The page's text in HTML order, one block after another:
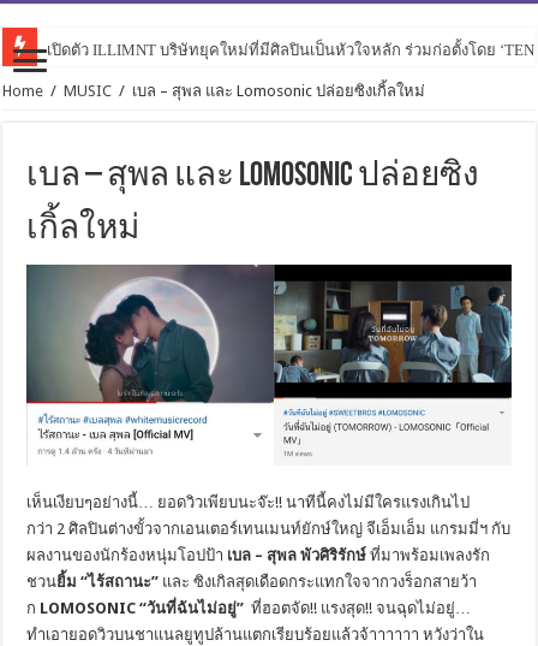
เปิดตัว ILLIMNT บริษัทยุคใหม่ที่มีศิลปินเป็นหัวใจหลัก ร่วมก่อตั้งโดย
Home / MUSIC / เบล – สุพล และ Lomosonic ปล่อยซิงเกิ้ลใหม่
เบล – สุพล และ Lomosonic ปล่อยซิง
เกิ้ลใหม่
เห็นเงียบๆอย่างนี้… ยอดวิวเพียบนะจ๊ะ!! นาทีนี้คงไม่มีใครแรงเกินไป
กว่า 2ศิลปินต่างขั้วจากเอนเตอร์เทนเมนท์ยักษ์ใหญ่ จีเอ็มเอ็ม แกรมมี่ฯ กับ
ผลงานของนักร้องหนุ่มโอปป้า เบล – สุพล พัวศิริรักษ์ที่มาพร้อมเพลงรัก
ชวนยิ้ม “ไร้สถานะ” และ ซิงเกิลสุดเดือดกระแทกใจจากวงร็อกสายว้า
ก LOMOSONIC “วันที่ฉันไม่อยู่” ที่ฮอตจัด!! แรงสุด!! จนฉุดไม่อยู่…
ทำเอายอดวิวบนชาแนลยูทูปล้านแตกเรียบร้อยแล้วจ้าาาาาา หวังว่าใน